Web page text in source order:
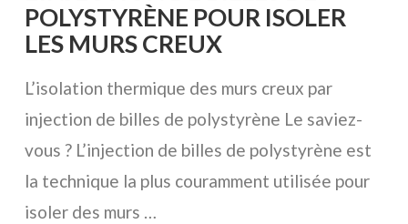
POLYSTYRÈNE POUR ISOLER
LES MURS CREUX
L’isolation thermique des murs creux par
injection de billes de polystyrène Le saviez-
vous ? L’injection de billes de polystyrène est
la technique la plus couramment utilisée pour
isoler des murs …